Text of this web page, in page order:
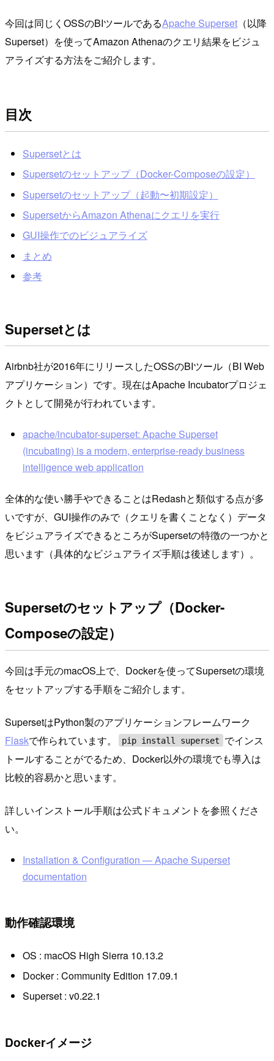
今回は同じくOSSのBIツールであるApache Superset （以降
Superset）を使ってAmazon Athenaのクエリ結果をビジュ
アライズする方法をご紹介します。
目次
Supersetとは
Supersetのセットアップ（Docker-Composeの設定）
Supersetのセットアップ（起動〜初期設定）
SupersetからAmazon Athenaにクエリを実行
GUI操作でのビジュアライズ
まとめ
参考
Supersetとは
Airbnb社が2016年にリリースしたOSSのBIツール（BI Web
アプリケーション）です。現在はApache Incubatorプロジェ
クトとして開発が行われています。
apache/incubator-superset: Apache Superset
(incubating) is a modern, enterprise-ready business
intelligence web application
全体的な使い勝手やできることはRedashと類似する点が多
いですが、GUI操作のみで（クエリを書くことなく）データ
をビジュアライズできるところがSupersetの特徴の一つかと
思います（具体的なビジュアライズ手順は後述します）。
Supersetのセットアップ（Docker-
Composeの設定）
今回は手元のmacOS上で、Dockerを使ってSupersetの環境
をセットアップする手順をご紹介します。
SupersetはPython製のアプリケーションフレームワーク
Flaskで作られています。 pip install superset
でインス
トールすることがでるため、Docker以外の環境でも導入は
比較的容易かと思います。
詳しいインストール手順は公式ドキュメントを参照くださ
い。
Installation & Configuration — Apache Superset
documentation
動作確認環境
OS : macOS High Sierra 10.13.2
Docker : Community Edition 17.09.1
Superset : v0.22.1
Dockerイメージ